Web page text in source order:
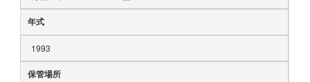
年式
1993
保管場所